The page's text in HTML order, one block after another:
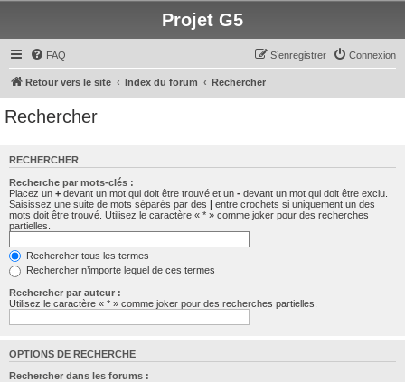
Projet G5
FAQ Connexion
S’enregistrer
Retour vers le site Index du forum Rechercher
Rechercher
RECHERCHER
Recherche par mots-clés :
Placez un + devant un mot qui doit être trouvé et un - devant un mot qui doit être exclu.
Saisissez une suite de mots séparés par des | entre crochets si uniquement un des
mots doit être trouvé. Utilisez le caractère « * » comme joker pour des recherches
partielles.
Rechercher tous les termes
Rechercher n’importe lequel de ces termes
Rechercher par auteur :
Utilisez le caractère « * » comme joker pour des recherches partielles.
OPTIONS DE RECHERCHE
Rechercher dans les forums :